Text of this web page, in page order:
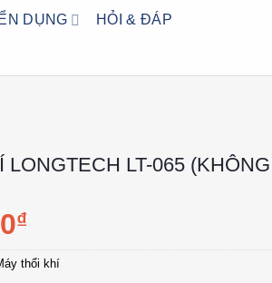
DỤNG HỎI & ĐÁP
LONGTECH LT-065
₫
thổi khí